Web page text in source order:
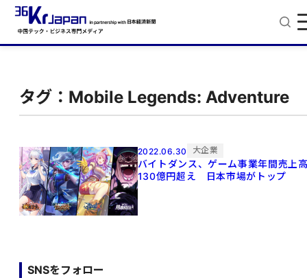
タグ：Mobile Legends: Adventure
2022.06.30 大企業
バイトダンス、ゲーム事業年間売上
130億円超え 日本市場がトップ
SNSをフォロー